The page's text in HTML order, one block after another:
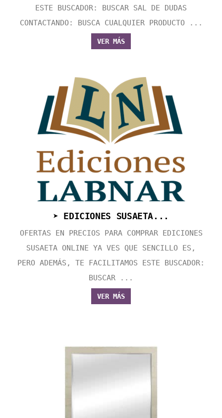
ESTE BUSCADOR: BUSCAR SAL DE DUDAS
CONTACTANDO: BUSCA CUALQUIER PRODUCTO ...
VER MÁS
➤ EDICIONES SUSAETA...
OFERTAS EN PRECIOS PARA COMPRAR EDICIONES
SUSAETA ONLINE YA VES QUE SENCILLO ES,
PERO ADEMÁS, TE FACILITAMOS ESTE BUSCADOR:
BUSCAR ...
VER MÁS